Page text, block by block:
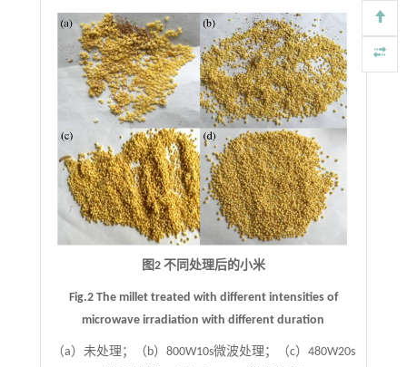
图2 不同处理后的小米
Fig.2 The millet treated with different intensities of
microwave irradiation with different duration
（a）未处理；（b）800W10s微波处理；（c）480W20s